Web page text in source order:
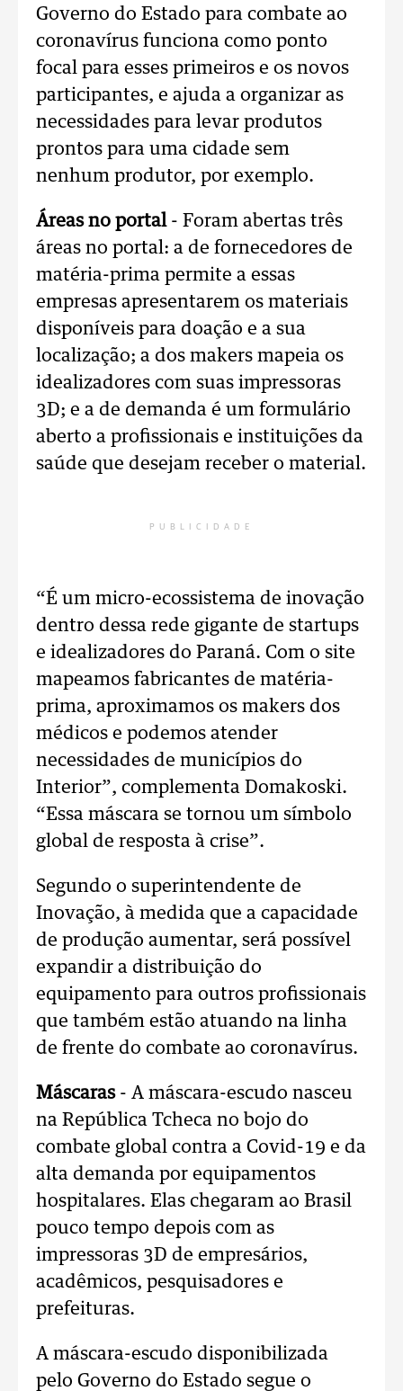
Governo do Estado para combate ao
coronavírus funciona como ponto
focal para esses primeiros e os novos
participantes, e ajuda a organizar as
necessidades para levar produtos
prontos para uma cidade sem
nenhum produtor, por exemplo.
Áreas no portal - Foram abertas três
áreas no portal: a de fornecedores de
matéria-prima permite a essas
empresas apresentarem os materiais
disponíveis para doação e a sua
localização; a dos makers mapeia os
idealizadores com suas impressoras
3D; e a de demanda é um formulário
aberto a profissionais e instituições da
saúde que desejam receber o material.
PUBLICIDADE
“É um micro-ecossistema de inovação
dentro dessa rede gigante de startups
e idealizadores do Paraná. Com o site
mapeamos fabricantes de matéria-
prima, aproximamos os makers dos
médicos e podemos atender
necessidades de municípios do
Interior”, complementa Domakoski.
“Essa máscara se tornou um símbolo
global de resposta à crise”.
Segundo o superintendente de
Inovação, à medida que a capacidade
de produção aumentar, será possível
expandir a distribuição do
equipamento para outros profissionais
que também estão atuando na linha
de frente do combate ao coronavírus.
Máscaras - A máscara-escudo nasceu
na República Tcheca no bojo do
combate global contra a Covid-19 e da
alta demanda por equipamentos
hospitalares. Elas chegaram ao Brasil
pouco tempo depois com as
impressoras 3D de empresários,
acadêmicos, pesquisadores e
prefeituras.
A máscara-escudo disponibilizada
pelo Governo do Estado segue o